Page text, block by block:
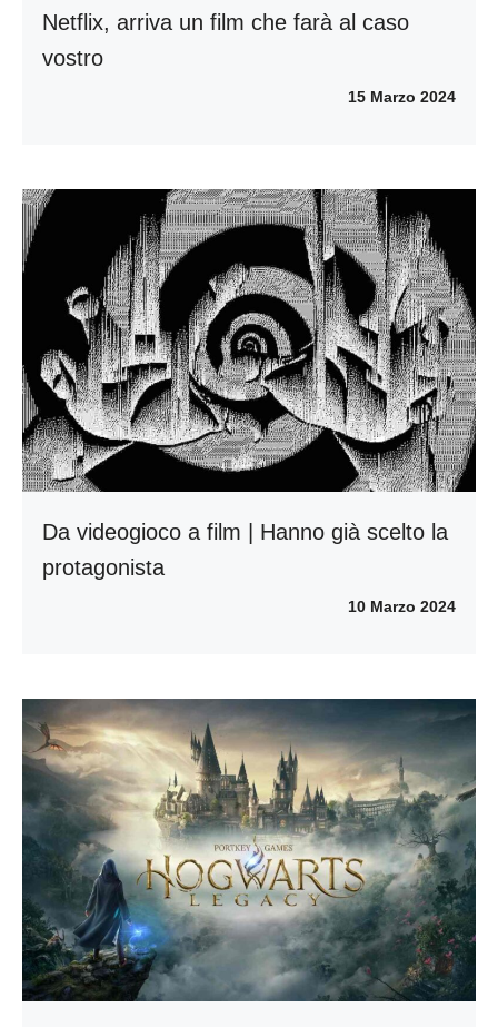
Netflix, arriva un film che farà al caso
vostro
15 Marzo 2024
Da videogioco a film | Hanno già scelto la
protagonista
10 Marzo 2024